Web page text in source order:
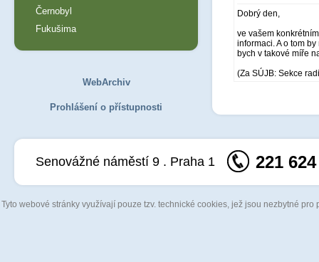
Dobrý den,
ve vašem
informaci. A o tom
bych v takové míře
(Za SÚJB: Sekce
Černobyl
Fukušima
WebArchiv
Prohlášení o přístupnosti
Senovážné náměstí 9 . Praha 1 221
Tyto webové stránky využívají pouze tzv. technické cookies, jež jsou nezbytné